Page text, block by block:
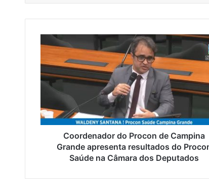
r
d
a
d
P
Coordenador do Procon de Campina
Grande apresenta resultados do
Saúde na Câmara dos Deputados